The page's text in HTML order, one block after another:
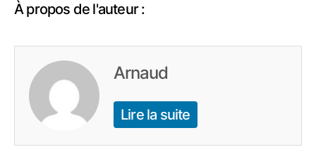
À propos de l'auteur :
Arnaud
Lire la suite